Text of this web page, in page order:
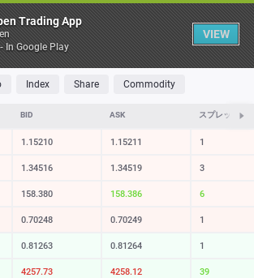
Table
TRADED TOP RISERS TOP FALLERS MOST
Index Share Commodity
BID ASK スプレッド
1.15210 1.15211 1
1.34516 1.34519 3
158.380 158.386 6
0.70248 0.70249 1
0.81263 0.81264 1
4257.73 4258.12 39
Trading App
- In Google Play
VIEW